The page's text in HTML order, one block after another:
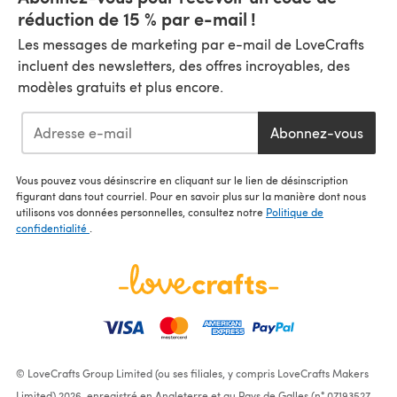
réduction de 15 % par e-mail !
Les messages de marketing par e-mail de LoveCrafts
incluent des newsletters, des offres incroyables, des
modèles gratuits et plus encore.
Abonnez-vous
Vous pouvez vous désinscrire en cliquant sur le lien de désinscription
figurant dans tout courriel. Pour en savoir plus sur la manière dont nous
utilisons vos données personnelles, consultez notre Politique de
confidentialité
© LoveCrafts Group Limited (ou ses filiales, y compris LoveCrafts Makers